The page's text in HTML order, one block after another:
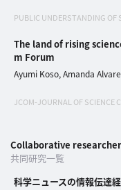
覧
究
索
PUBLIC UNDERSTANDING OF
The land of rising
m Forum
Ayumi Koso, Amanda
JCOM-JOURNAL OF SCIENCE
Collaborative
共同研究一覧
科学ニュースの情報伝達